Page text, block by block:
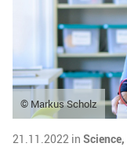
© Markus Scholz
21.11.2022 in Science,